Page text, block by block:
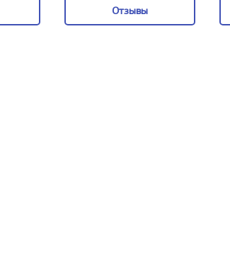
Отзывы